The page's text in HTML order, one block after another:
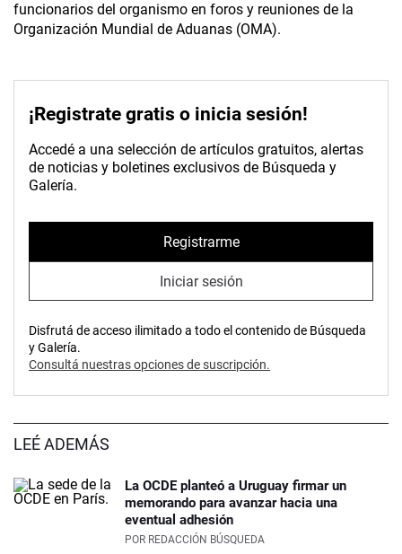
funcionarios del organismo en foros y reuniones de la
Organización Mundial de Aduanas (OMA).
¡Registrate gratis o inicia sesión!
Accedé a una selección de artículos gratuitos, alertas
de noticias y boletines exclusivos de Búsqueda y
Galería.
Registrarme
Iniciar sesión
Disfrutá de acceso ilimitado a todo el contenido de Búsqueda
y Galería.
Consultá nuestras opciones de suscripción.
LEÉ ADEMÁS
La OCDE planteó a Uruguay firmar un
memorando para avanzar hacia una
eventual adhesión
POR REDACCIÓN BÚSQUEDA